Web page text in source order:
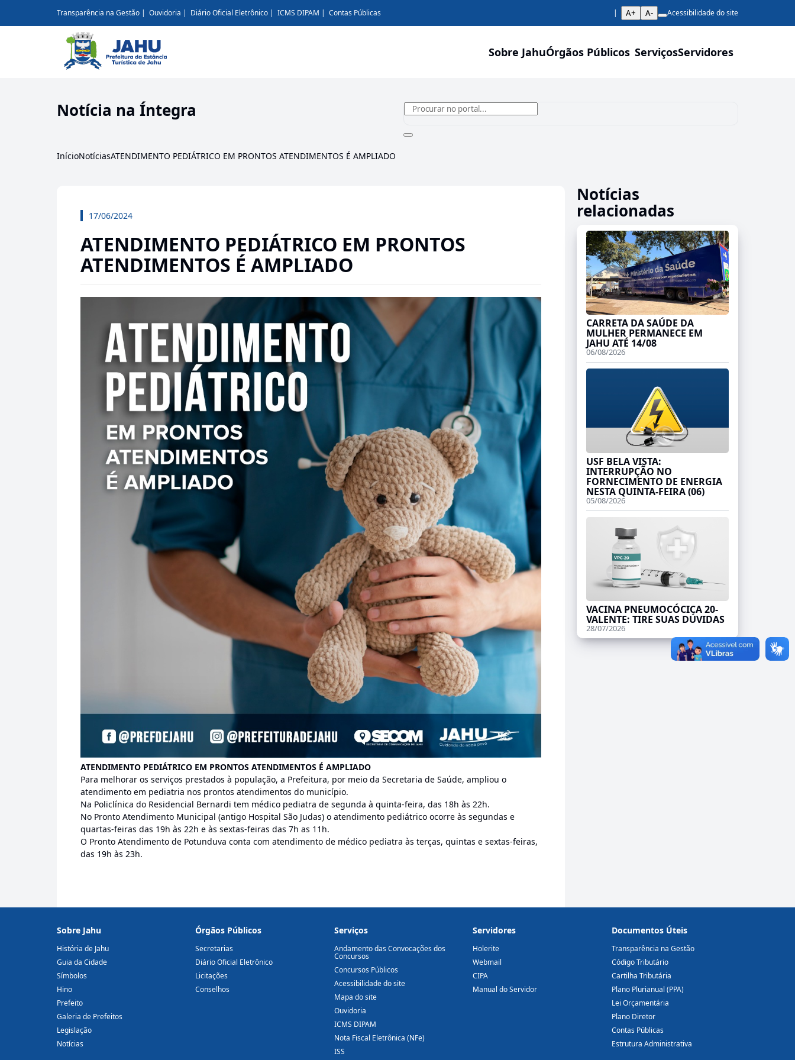
Transparência na Gestão Ouvidoria Diário Oficial Eletrônico ICMS DIPAM Contas Públicas A+ A- Acessibilidade do site
Sobre JahuÓrgãos Públicos ServiçosServidores
Notícia na Íntegra
InícioNotíciasATENDIMENTO PEDIÁTRICO EM PRONTOS ATENDIMENTOS É AMPLIADO
17/06/2024
ATENDIMENTO PEDIÁTRICO EM PRONTOS
ATENDIMENTOS É AMPLIADO
ATENDIMENTO PEDIÁTRICO EM PRONTOS ATENDIMENTOS É AMPLIADO
Para melhorar os serviços prestados à população, a Prefeitura, por meio da Secretaria de Saúde, ampliou o
atendimento em pediatria nos prontos atendimentos do município.
Na Policlínica do Residencial Bernardi tem médico pediatra de segunda à quinta-feira, das 18h às 22h.
No Pronto Atendimento Municipal (antigo Hospital São Judas) o atendimento pediátrico ocorre às segundas e
quartas-feiras das 19h às 22h e às sextas-feiras das 7h as 11h.
O Pronto Atendimento de Potunduva conta com atendimento de médico pediatra às terças, quintas e sextas-feiras,
das 19h às 23h.
Notícias
relacionadas
CARRETA DA SAÚDE DA
MULHER PERMANECE EM
JAHU ATÉ 14/08
06/08/2026
USF BELA VISTA:
INTERRUPÇÃO NO
FORNECIMENTO DE ENERGIA
NESTA QUINTA-FEIRA (06)
05/08/2026
VACINA PNEUMOCÓCICA 20-
VALENTE: TIRE SUAS DÚVIDAS
28/07/2026
Sobre Jahu
História de Jahu
Guia da Cidade
Símbolos
Hino
Prefeito
Galeria de Prefeitos
Legislação
Notícias
Órgãos Públicos
Secretarias
Diário Oficial Eletrônico
Licitações
Conselhos
Serviços
Andamento das Convocações dos
Concursos
Concursos Públicos
Acessibilidade do site
Mapa do site
Ouvidoria
ICMS DIPAM
Nota Fiscal Eletrônica (NFe)
ISS
Servidores
Holerite
Webmail
CIPA
Manual do Servidor
Documentos Úteis
Transparência na Gestão
Código Tributário
Cartilha Tributária
Plano Plurianual (PPA)
Lei Orçamentária
Plano Diretor
Contas Públicas
Estrutura Administrativa